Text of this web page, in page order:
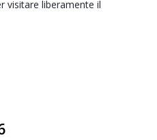
visitare liberamente il